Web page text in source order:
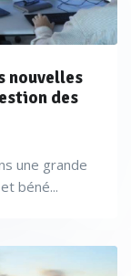
nouvelles
des
une grande
béné...